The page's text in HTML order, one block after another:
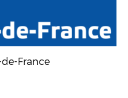
France